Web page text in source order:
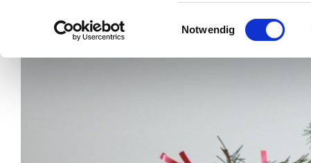
Einwilligungsauswahl
Notwendig
Zeige